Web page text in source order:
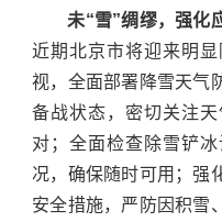
未“雪”绸缪，强化
近期北京市将迎来明
视，全面部署降雪天气
备战状态，密切关注
对；全面检查除雪铲
况，确保随时可用；强
安全措施，严防因积雪